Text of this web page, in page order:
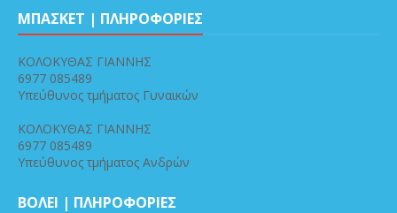
ΜΠΑΣΚΕΤ | ΠΛΗΡΟΦΟΡΙΕΣ
ΚΟΛΟΚΥΘΑΣ ΓΙΑΝΝΗΣ
6977 085489
Υπεύθυνος τμήματος Γυναικών
ΚΟΛΟΚΥΘΑΣ ΓΙΑΝΝΗΣ
6977 085489
Υπεύθυνος τμήματος Ανδρών
ΒΟΛΕΙ | ΠΛΗΡΟΦΟΡΙΕΣ